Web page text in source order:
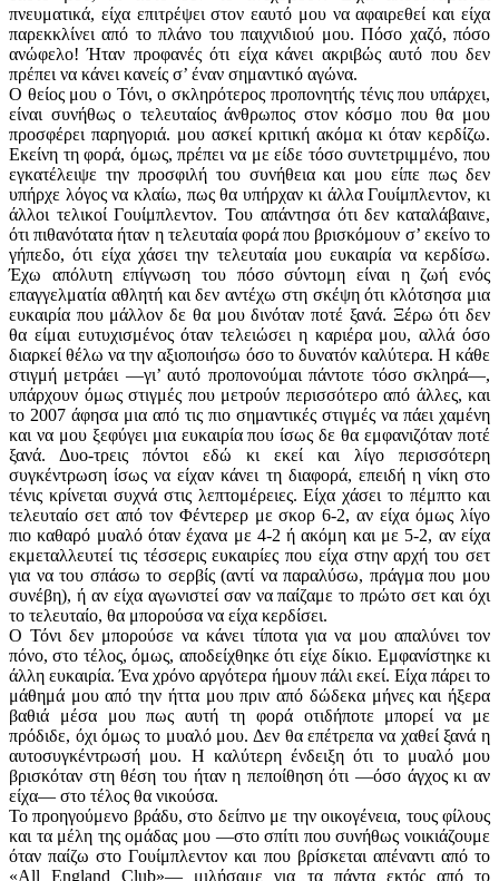
πνευματικά, είχα επιτρέψει στον εαυτό μου να αφαιρεθεί και είχα
παρεκκλίνει από το πλάνο του παιχνιδιού μου. Πόσο χαζό, πόσο
ανώφελο! Ήταν προφανές ότι είχα κάνει ακριβώς αυτό που δεν
πρέπει να κάνει κανείς σ’ έναν σημαντικό αγώνα.
Ο θείος μου ο Τόνι, ο σκληρότερος προπονητής τένις που υπάρχει,
είναι συνήθως ο τελευταίος άνθρωπος στον κόσμο που θα μου
προσφέρει παρηγοριά. μου ασκεί κριτική ακόμα κι όταν κερδίζω.
Εκείνη τη φορά, όμως, πρέπει να με είδε τόσο συντετριμμένο, που
εγκατέλειψε την προσφιλή του συνήθεια και μου είπε πως δεν
υπήρχε λόγος να κλαίω, πως θα υπήρχαν κι άλλα Γουίμπλεντον, κι
άλλοι τελικοί Γουίμπλεντον. Του απάντησα ότι δεν καταλάβαινε,
ότι πιθανότατα ήταν η τελευταία φορά που βρισκόμουν σ’ εκείνο το
γήπεδο, ότι είχα χάσει την τελευταία μου ευκαιρία να κερδίσω.
Έχω απόλυτη επίγνωση του πόσο σύντομη είναι η ζωή ενός
επαγγελματία αθλητή και δεν αντέχω στη σκέψη ότι κλότσησα μια
ευκαιρία που μάλλον δε θα μου δινόταν ποτέ ξανά. Ξέρω ότι δεν
θα είμαι ευτυχισμένος όταν τελειώσει η καριέρα μου, αλλά όσο
διαρκεί θέλω να την αξιοποιήσω όσο το δυνατόν καλύτερα. Η κάθε
στιγμή μετράει —γι’ αυτό προπονούμαι πάντοτε τόσο σκληρά—,
υπάρχουν όμως στιγμές που μετρούν περισσότερο από άλλες, και
το 2007 άφησα μια από τις πιο σημαντικές στιγμές να πάει χαμένη
και να μου ξεφύγει μια ευκαιρία που ίσως δε θα εμφανιζόταν ποτέ
ξανά. Δυο-τρεις πόντοι εδώ κι εκεί και λίγο περισσότερη
συγκέντρωση ίσως να είχαν κάνει τη διαφορά, επειδή η νίκη στο
τένις κρίνεται συχνά στις λεπτομέρειες. Είχα χάσει το πέμπτο και
τελευταίο σετ από τον Φέντερερ με σκορ 6-2, αν είχα όμως λίγο
πιο καθαρό μυαλό όταν έχανα με 4-2 ή ακόμη και με 5-2, αν είχα
εκμεταλλευτεί τις τέσσερις ευκαιρίες που είχα στην αρχή του σετ
για να του σπάσω το σερβίς (αντί να παραλύσω, πράγμα που μου
συνέβη), ή αν είχα αγωνιστεί σαν να παίζαμε το πρώτο σετ και όχι
το τελευταίο, θα μπορούσα να είχα κερδίσει.
Ο Τόνι δεν μπορούσε να κάνει τίποτα για να μου απαλύνει τον
πόνο, στο τέλος, όμως, αποδείχθηκε ότι είχε δίκιο. Εμφανίστηκε κι
άλλη ευκαιρία. Ένα χρόνο αργότερα ήμουν πάλι εκεί. Είχα πάρει το
μάθημά μου από την ήττα μου πριν από δώδεκα μήνες και ήξερα
βαθιά μέσα μου πως αυτή τη φορά οτιδήποτε μπορεί να με
πρόδιδε, όχι όμως το μυαλό μου. Δεν θα επέτρεπα να χαθεί ξανά η
αυτοσυγκέντρωσή μου. Η καλύτερη ένδειξη ότι το μυαλό μου
βρισκόταν στη θέση του ήταν η πεποίθηση ότι —όσο άγχος κι αν
είχα— στο τέλος θα νικούσα.
Το προηγούμενο βράδυ, στο δείπνο με την οικογένεια, τους φίλους
και τα μέλη της ομάδας μου —στο σπίτι που συνήθως νοικιάζουμε
όταν παίζω στο Γουίμπλεντον και που βρίσκεται απέναντι από το
«All England Club»— μιλήσαμε για τα πάντα εκτός από το